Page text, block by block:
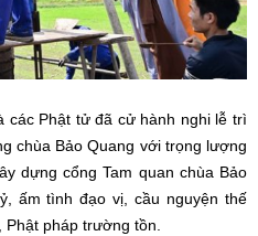
các Phật tử đã cử hành nghi lễ trì
chùa Bảo Quang với trọng lượng
dựng cổng Tam quan chùa Bảo
ấm tình đạo vị, cầu nguyện thế
pháp trường tồn.